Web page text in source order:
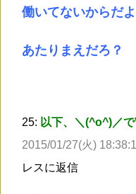
働いてないからだ
あたりまえだろ？
25: 以下、＼(^o^)／
2015/01/27(火)
レスに返信